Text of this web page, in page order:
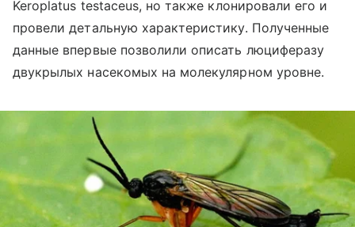
Keroplatus testaceus, но также клонировали его и
провели детальную характеристику. Полученные
данные впервые позволили описать люциферазу
двукрылых насекомых на молекулярном уровне.